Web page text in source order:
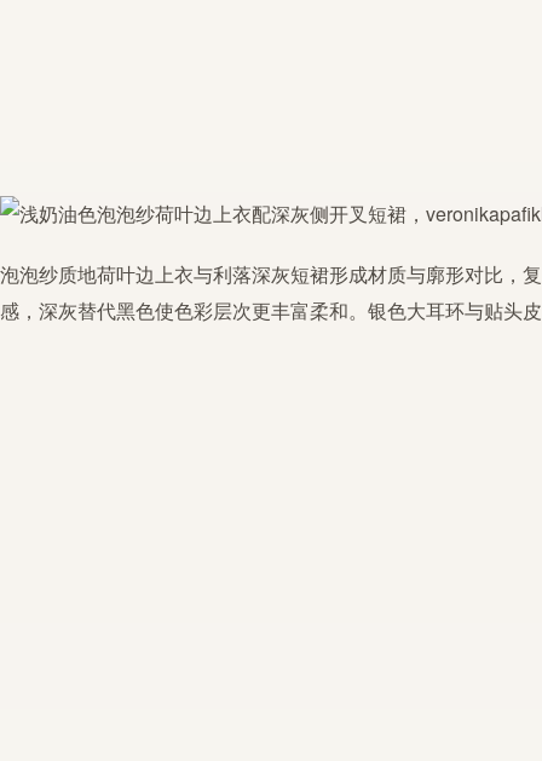
泡泡纱质地荷叶边上衣与利落深灰短裙形成材质与廓形对比，
感，深灰替代黑色使色彩层次更丰富柔和。银色大耳环与贴头